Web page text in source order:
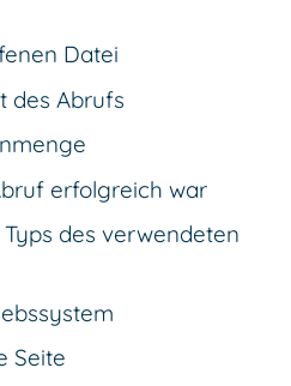
Datei
des Abrufs
erfolgreich war
des verwendeten
Seite